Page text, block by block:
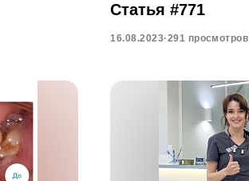
Статья #771
16.08.2023·291 просмотров